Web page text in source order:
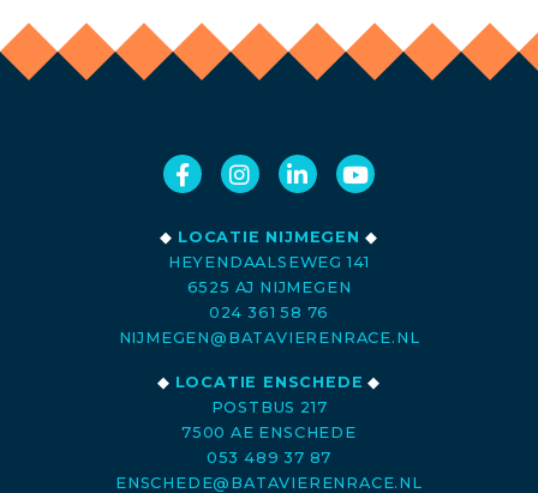
◆ LOCATIE NIJMEGEN ◆
HEYENDAALSEWEG 141
6525 AJ NIJMEGEN
024 361 58 76
NIJMEGEN@BATAVIERENRACE.NL
◆ LOCATIE ENSCHEDE ◆
POSTBUS 217
7500 AE ENSCHEDE
053 489 37 87
ENSCHEDE@BATAVIERENRACE.NL